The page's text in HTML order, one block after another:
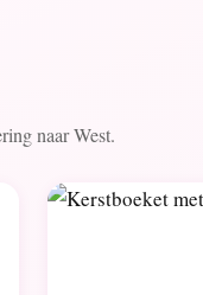
naar West.